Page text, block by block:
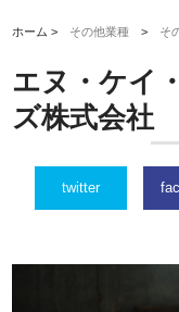
ホーム > その他業種 > そ
エヌ・ケイ
ズ株式会社
twitter